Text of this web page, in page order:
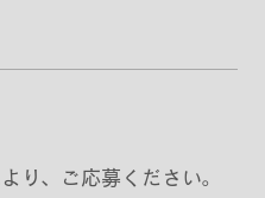
り、ご応募ください。